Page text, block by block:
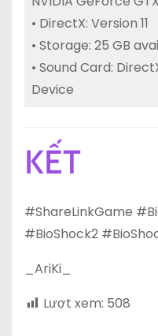
• DirectX: Version 11
• Storage: 25 GB
• Sound Card:
Device
KẾT
#ShareLinkGame
#BioShock2
_AriKi_
Lượt xem: 508